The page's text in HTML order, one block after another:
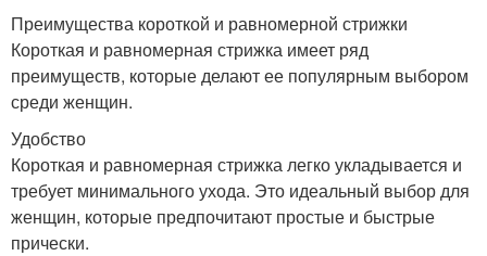
Стрижки для дам
Тенденции для
Стрижки для пожилых
женщин
Волосы для
возрастных женщин
Преимущества короткой и равномерной стрижки
Короткая и равномерная стрижка имеет ряд
преимуществ, которые делают ее популярным выбором
среди женщин.
Удобство
Короткая и равномерная стрижка легко укладывается и
требует минимального ухода. Это идеальный выбор для
женщин, которые предпочитают простые и быстрые
прически.